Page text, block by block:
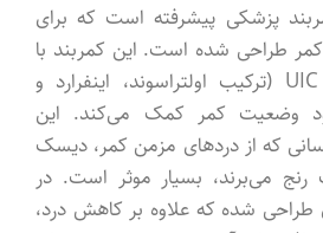
پزشکی پیشرفته است که برای
طراحی شده است. این کمربند با
استفاده از تکنولوژی UIC (ترکیب اولتراسوند، اینفرارد و
وضعیت کمر کمک می‌کند. این
که از دردهای مزمن کمر، دیسک
رنج می‌برند، بسیار موثر است. در
طراحی شده که علاوه بر کاهش درد،